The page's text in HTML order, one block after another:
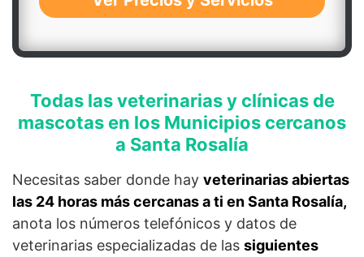
Todas las veterinarias y clínicas de
mascotas en los Municipios cercanos
a Santa Rosalía
Necesitas saber donde hay veterinarias abiertas
las 24 horas más cercanas a ti en Santa Rosalía,
anota los números telefónicos y datos de
veterinarias especializadas de las siguientes